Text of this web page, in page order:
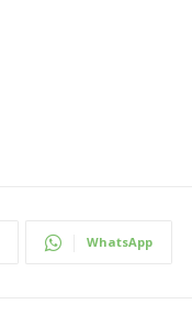
WhatsApp